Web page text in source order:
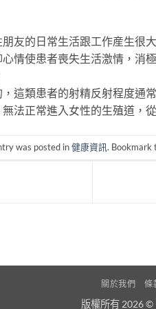
的日常生活跟工作産生很
情使患者喪失生活激情，消
類患者的射精反射程度通
法正常進入女性的生殖道，
was posted in健康資訊. Bookmark
關於我們 條
版權所有 2026 ©